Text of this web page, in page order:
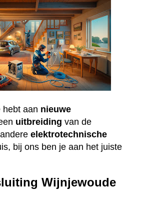
hebt aan nieuwe
uitbreiding van de
elektrotechnische
bij ons ben je aan het juiste
Wijnjewoude